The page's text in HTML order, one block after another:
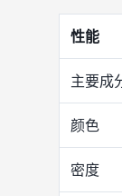
性能
主要成
颜色
密度